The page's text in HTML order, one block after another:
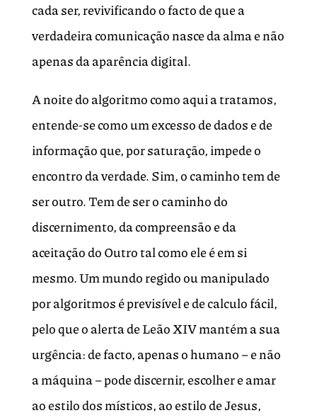
cada ser, revivificando o facto de que a
verdadeira comunicação nasce da alma e não
apenas da aparência digital.
A noite do algoritmo como aqui a tratamos,
entende-se como um excesso de dados e de
informação que, por saturação, impede o
encontro da verdade. Sim, o caminho tem de
ser outro. Tem de ser o caminho do
discernimento, da compreensão e da
aceitação do Outro tal como ele é em si
mesmo. Um mundo regido ou manipulado
por algoritmos é previsível e de calculo fácil,
pelo que o alerta de Leão XIV mantém a sua
urgência: de facto, apenas o humano – e não
a máquina – pode discernir, escolher e amar
ao estilo dos místicos, ao estilo de Jesus,